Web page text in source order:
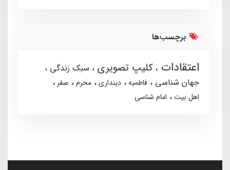
برچسب‌ها
اعتقادات کلیپ تصویری
سبک زندگی
جهان شناسی
فاطمیه دینداری محرم
صفر
اهل بیت
امام شناسی